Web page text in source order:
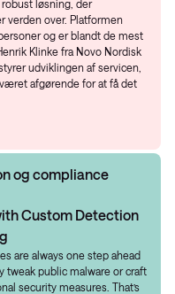
løsning, der
verden over. Platformen
og er blandt de mest
Klinke fra Novo Nordisk
udviklingen af servicen,
afgørende for at få det
og compliance
Custom Detection
are always one step ahead
tweak public malware or craft
security measures. That’s